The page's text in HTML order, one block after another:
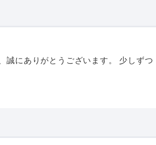
誠にありがとうございます。 少しずつ